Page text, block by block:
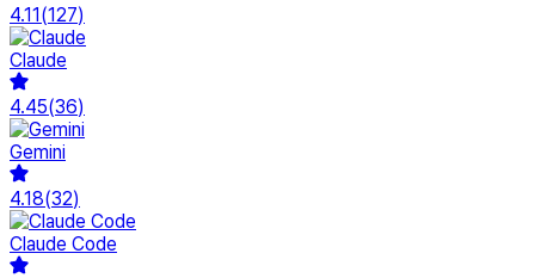
4.11(127)
Claude
4.45(36)
Gemini
4.18(32)
Claude Code